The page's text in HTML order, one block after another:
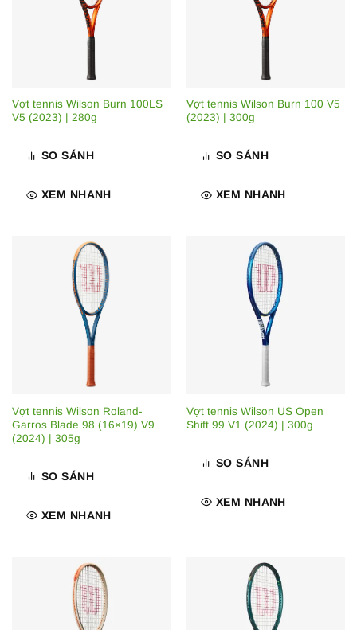
Vợt tennis Wilson Burn 100LS
V5 (2023) | 280g
SO SÁNH
XEM NHANH
Vợt tennis Wilson Burn 100 V5
(2023) | 300g
SO SÁNH
XEM NHANH
Vợt tennis Wilson Roland-
Garros Blade 98 (16×19) V9
(2024) | 305g
SO SÁNH
XEM NHANH
Vợt tennis Wilson US Open
Shift 99 V1 (2024) | 300g
SO SÁNH
XEM NHANH